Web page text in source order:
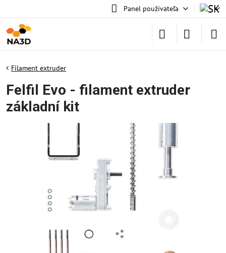
Panel používateľa
Filament extruder
Felfil Evo - filament extruder
základní kit